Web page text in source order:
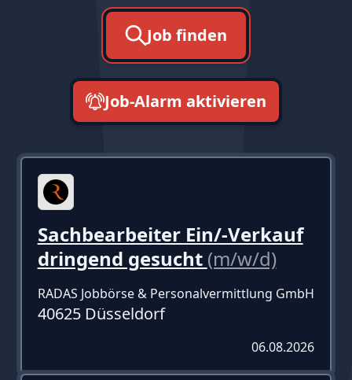
Job finden
Job-Alarm aktivieren
Sachbearbeiter Ein/-Verkauf
dringend gesucht (m/w/d)
RADAS Jobbörse & Personalvermittlung GmbH
40625 Düsseldorf
06.08.2026